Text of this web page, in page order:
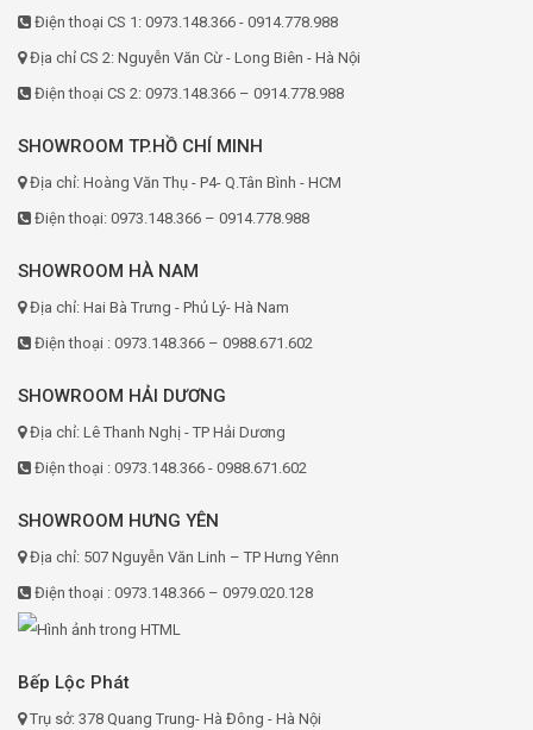
Điện thoại CS 1: 0973.148.366 - 0914.778.988
Địa chỉ CS 2: Nguyễn Văn Cừ - Long Biên - Hà Nội
Điện thoại CS 2: 0973.148.366 – 0914.778.988
SHOWROOM TP.HỒ CHÍ MINH
Địa chỉ: Hoàng Văn Thụ - P4- Q.Tân Bình - HCM
Điện thoại: 0973.148.366 – 0914.778.988
SHOWROOM HÀ NAM
Địa chỉ: Hai Bà Trưng - Phủ Lý- Hà Nam
Điện thoại : 0973.148.366 – 0988.671.602
SHOWROOM HẢI DƯƠNG
Địa chỉ: Lê Thanh Nghị - TP Hải Dương
Điện thoại : 0973.148.366 - 0988.671.602
SHOWROOM HƯNG YÊN
Địa chỉ: 507 Nguyễn Văn Linh – TP Hưng Yênn
Điện thoại : 0973.148.366 – 0979.020.128
Bếp Lộc Phát
Trụ sở: 378 Quang Trung- Hà Đông - Hà Nội